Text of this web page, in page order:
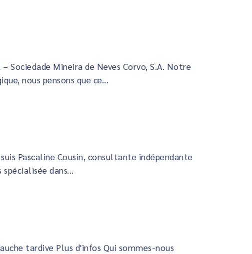
Sociedade Mineira de Neves Corvo, S.A. Notre
nous pensons que ce...
Pascaline Cousin, consultante indépendante
dans...
tardive Plus d'infos Qui sommes-nous